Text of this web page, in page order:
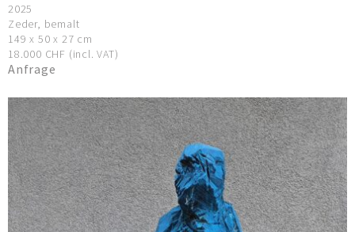
2025
Zeder, bemalt
149 x 50 x 27 cm
18.000 CHF (incl. VAT)
Anfrage